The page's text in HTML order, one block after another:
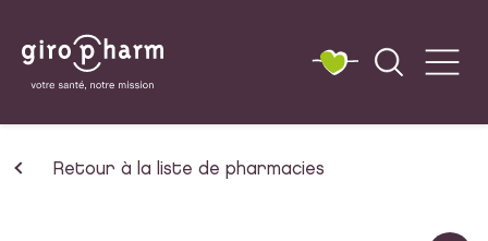
Retour à la liste de pharmacies